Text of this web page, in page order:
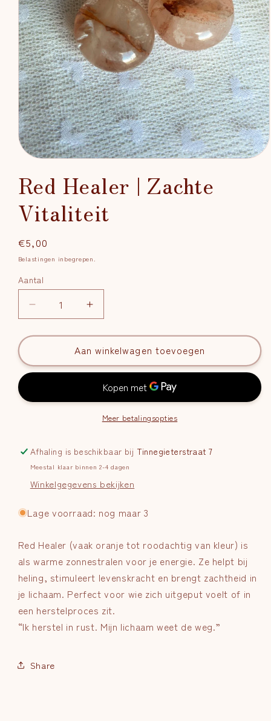
openen
in
Red Healer | Zachte
Vitaliteit
Normale
prijs
€5,00
Belastingen inbegrepen.
Aantal
Aantal
Aantal
verlagen
voor
Healer
|
Vitaliteit
Aantal
verhogen
voor
Red
Healer
|
Zachte
Vitaliteit
Aan winkelwagen toevoegen
Meer betalingsopties
Afhaling is beschikbaar bij Tinnegieterstraat 7
Meestal klaar binnen 2-4 dagen
Winkelgegevens bekijken
Lage voorraad: nog maar 3
Red Healer (vaak oranje tot roodachtig van kleur) is
als warme zonnestralen voor je energie. Ze helpt bij
heling, stimuleert levenskracht en brengt zachtheid in
je lichaam. Perfect voor wie zich uitgeput voelt of in
een herstelproces zit.
“Ik herstel in rust. Mijn lichaam weet de weg.”
Share